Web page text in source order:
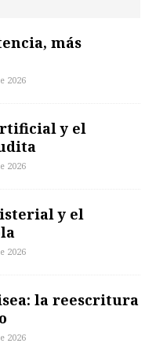
más
2026
y el
2026
y el
2026
la reescritura
2026